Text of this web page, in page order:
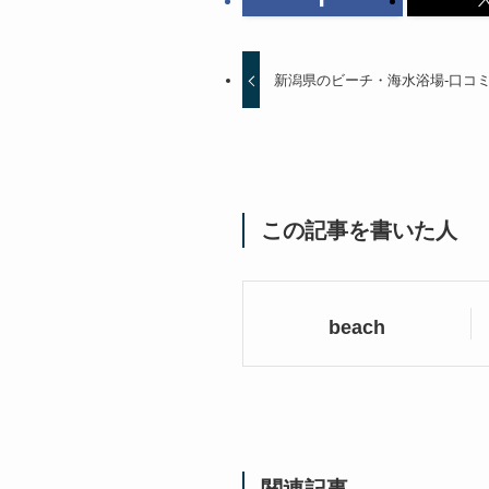
新潟県のビーチ・海水浴場-口コ
この記事を書いた人
beach